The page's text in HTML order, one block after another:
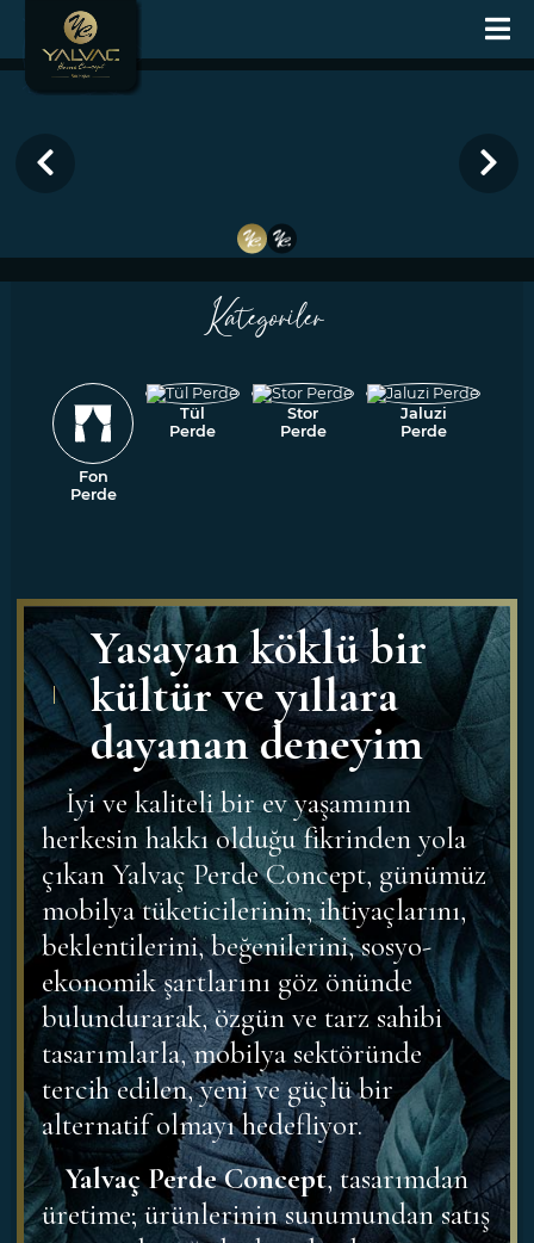
Kategoriler
Fon
Perde
Tül
Perde
Stor
Perde
Jaluzi
Perde
Yasayan köklü bir
kültür ve yıllara
dayanan deneyim
İyi ve kaliteli bir ev yaşamının
herkesin hakkı olduğu fikrinden yola
çıkan Yalvaç Perde Concept, günümüz
mobilya tüketicilerinin; ihtiyaçlarını,
beklentilerini, beğenilerini, sosyo-
ekonomik şartlarını göz önünde
bulundurarak, özgün ve tarz sahibi
tasarımlarla, mobilya sektöründe
tercih edilen, yeni ve güçlü bir
alternatif olmayı hedefliyor.
Yalvaç Perde Concept, tasarımdan
üretime; ürünlerinin sunumundan satış